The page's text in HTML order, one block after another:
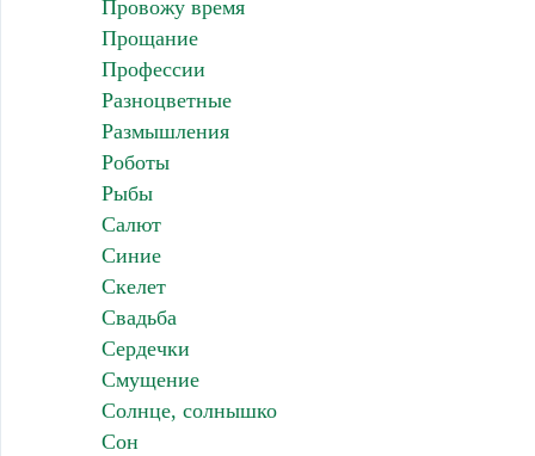
Провожу время
Прощание
Профессии
Разноцветные
Размышления
Роботы
Рыбы
Салют
Синие
Скелет
Свадьба
Сердечки
Смущение
Солнце, солнышко
Сон